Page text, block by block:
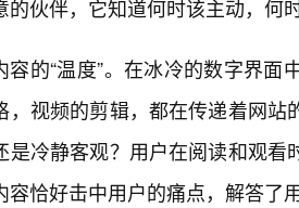
的伙伴，它知道何时该主动，何
容的“温度”。在冰冷的数字界
，视频的剪辑，都在传递着网
是冷静客观？用户在阅读和观
容恰好击中用户的痛点，解答了